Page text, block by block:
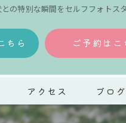
との特別な瞬間をセルフフォトス
ちら ご予約はこ
アクセス ブログ